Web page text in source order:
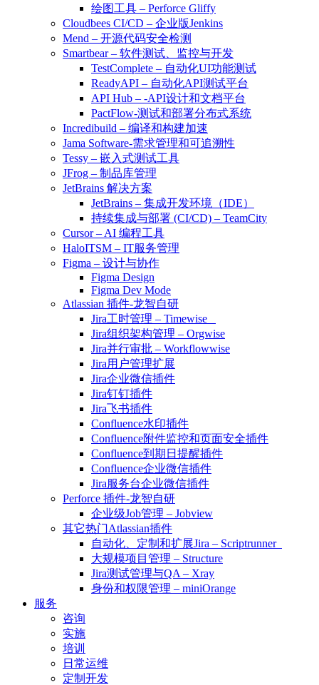
绘图工具 – Perforce Gliffy
Cloudbees CI/CD – 企业版Jenkins
Mend – 开源代码安全检测
Smartbear – 软件测试、监控与开发
TestComplete – 自动化UI功能测试
ReadyAPI – 自动化API测试平台
API Hub – -API设计和文档平台
PactFlow-测试和部署分布式系统
Incredibuild – 编译和构建加速
Jama Software-需求管理和可追溯性
Tessy – 嵌入式测试工具
JFrog – 制品库管理
JetBrains 解决方案
JetBrains – 集成开发环境（IDE）
持续集成与部署 (CI/CD) – TeamCity
Cursor – AI 编程工具
HaloITSM – IT服务管理
Figma – 设计与协作
Figma Design
Figma Dev Mode
Atlassian 插件-龙智自研
Jira工时管理 – Timewise
Jira组织架构管理 – Orgwise
Jira并行审批 – Workflowwise
Jira用户管理扩展
Jira企业微信插件
Jira钉钉插件
Jira飞书插件
Confluence水印插件
Confluence附件监控和页面安全插件
Confluence到期日提醒插件
Confluence企业微信插件
Jira服务台企业微信插件
Perforce 插件-龙智自研
企业级Job管理 – Jobview
其它热门Atlassian插件
自动化、定制和扩展Jira – Scriptrunner
大规模项目管理 – Structure
Jira测试管理与QA – Xray
身份和权限管理 – miniOrange
服务
咨询
实施
培训
日常运维
定制开发